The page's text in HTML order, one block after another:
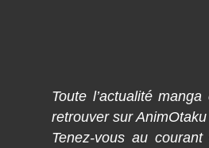
Toute l’actualité
retrouver sur
Tenez-vous au